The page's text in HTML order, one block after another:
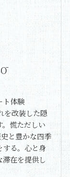
ト体験
を改装した隠
慌ただしい
と豊かな四季
する。心と身
在を提供し